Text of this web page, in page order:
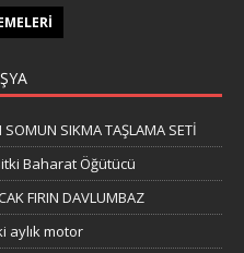
SOMUN SIKMA TAŞLAMA SETİ
Baharat Öğütücü
FIRIN DAVLUMBAZ
aylık motor